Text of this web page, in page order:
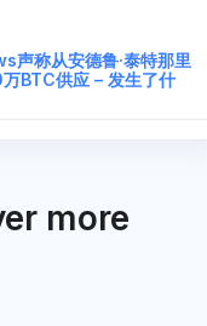
声称从安德鲁·泰特那里
BTC供应 – 发生了什
more